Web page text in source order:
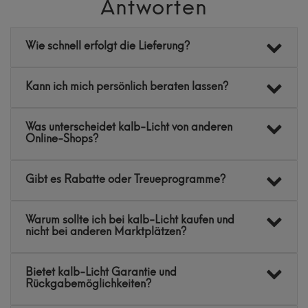
Antworten
Wie schnell erfolgt die Lieferung?
Kann ich mich persönlich beraten lassen?
Was unterscheidet kalb-Licht von anderen
Online-Shops?
Gibt es Rabatte oder Treueprogramme?
Warum sollte ich bei kalb-Licht kaufen und
nicht bei anderen Marktplätzen?
Bietet kalb-Licht Garantie und
Rückgabemöglichkeiten?